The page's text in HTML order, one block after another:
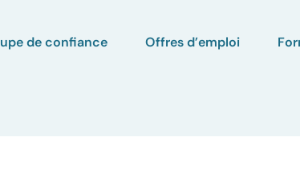
de confiance Offres d’emploi